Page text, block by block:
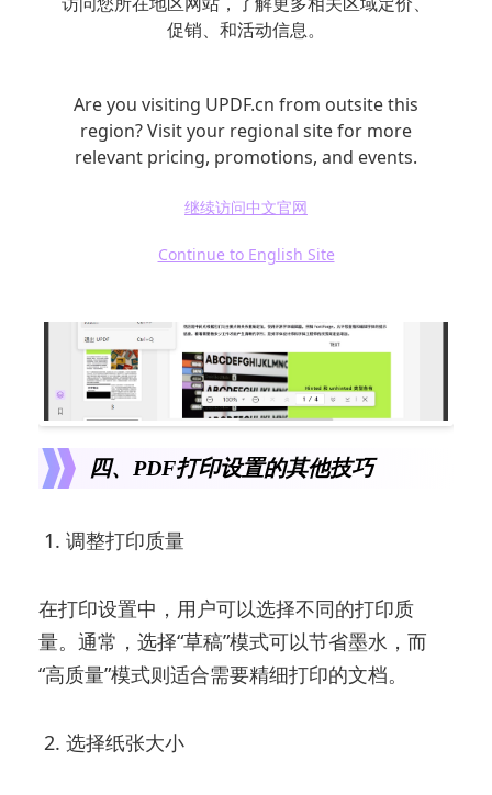
促销、和活动信息。
Are you visiting UPDF.cn from outsite this
region? Visit your regional site for more
relevant pricing, promotions, and events.
继续访问中文官网
Continue to English Site
四、PDF打印设置的其他技巧
1. 调整打印质量
在打印设置中，用户可以选择不同的打印质
量。通常，选择“草稿”模式可以节省墨水，而
“高质量”模式则适合需要精细打印的文档。
2. 选择纸张大小